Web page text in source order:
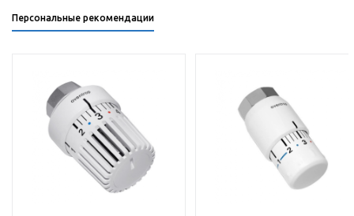
Персональные рекомендации